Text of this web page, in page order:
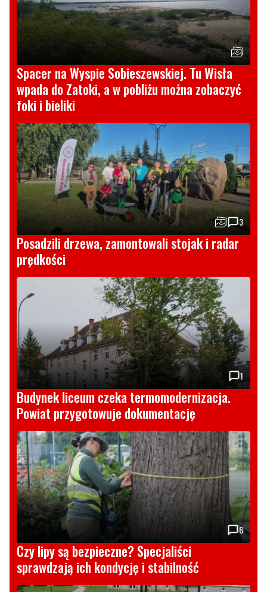
Spacer na Wyspie Sobieszewskiej. Tu Wisła
wpada do Zatoki, a w pobliżu można zobaczyć
foki i bieliki
3
Posadzili drzewa, zamontowali stojak i radar
prędkości
1
Budynek liceum czeka termomodernizacja.
Powiat przygotowuje dokumentację
6
Czy lipy są bezpieczne? Specjaliści
sprawdzają ich kondycję i stabilność